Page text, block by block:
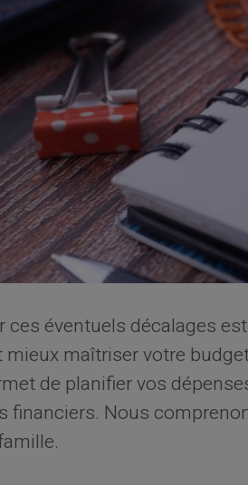
ces éventuels décalages
mieux maîtriser votre
de planifier vos
financiers. Nous